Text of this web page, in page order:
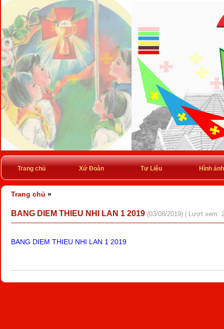
Trang chủ Xứ Đoàn Tư Liệu Hình ảnh
Trang chủ »
BANG DIEM THIEU NHI LAN 1 2019 (03/08/2019) | Lượt xem:
BANG DIEM THIEU NHI LAN 1 2019